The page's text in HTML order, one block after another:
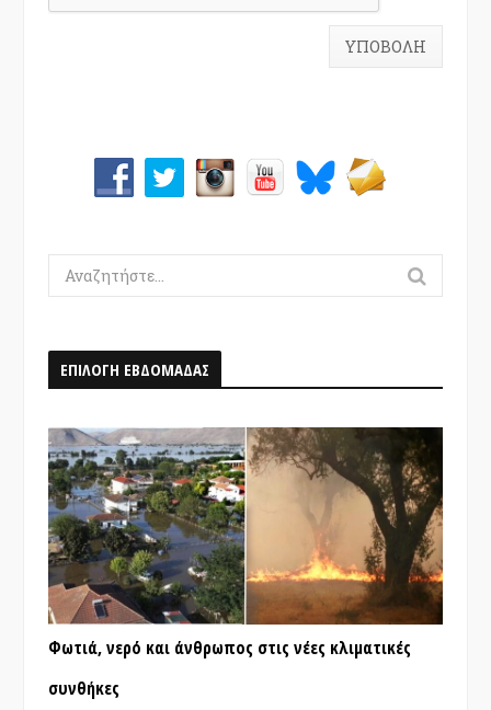
Search
for:
ΕΠΙΛΟΓΗ ΕΒΔΟΜΑΔΑΣ
Φωτιά, νερό και άνθρωπος στις νέες κλιματικές
συνθήκες